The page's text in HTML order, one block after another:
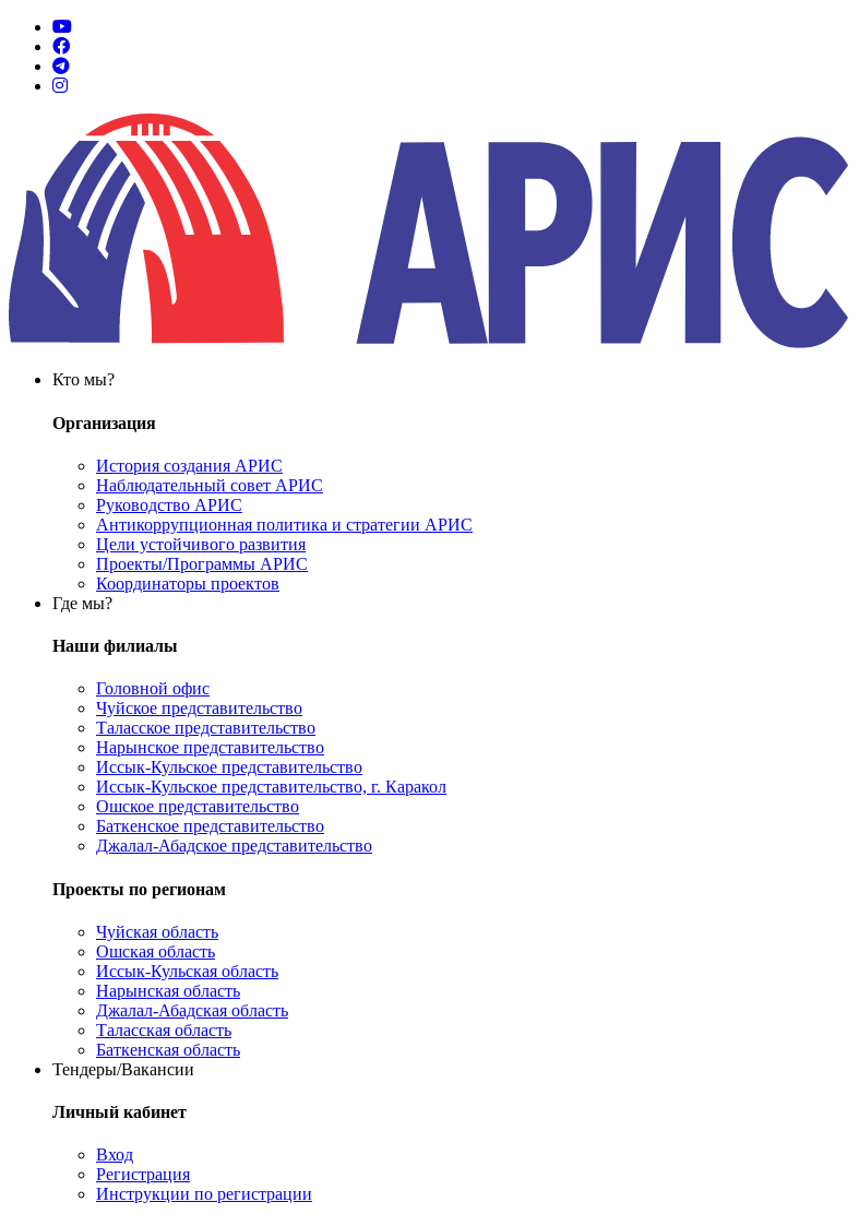
Кто мы?
Организация
История создания АРИС
Наблюдательный совет АРИС
Руководство АРИС
Антикоррупционная политика и стратегии АРИС
Цели устойчивого развития
Проекты/Программы АРИС
Координаторы проектов
Где мы?
Наши филиалы
Головной офис
Чуйское представительство
Таласское представительство
Нарынское представительство
Иссык-Кульское представительство
Иссык-Кульское представительство, г. Каракол
Ошское представительство
Баткенское представительство
Джалал-Абадское представительство
Проекты по регионам
Чуйская область
Ошская область
Иссык-Кульская область
Нарынская область
Джалал-Абадская область
Таласская область
Баткенская область
Тендеры/Вакансии
Личный кабинет
Вход
Регистрация
Инструкции по регистрации